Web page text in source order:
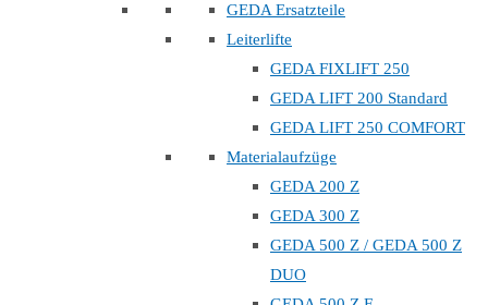
GEDA Ersatzteile
Leiterlifte
GEDA FIXLIFT 250
GEDA LIFT 200 Standard
GEDA LIFT 250 COMFORT
Materialaufzüge
GEDA 200 Z
GEDA 300 Z
GEDA 500 Z / GEDA 500 Z
DUO